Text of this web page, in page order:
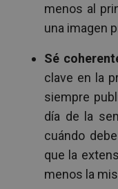
menos al
una imagen
Sé
clave en la
siempre
día de la
cuándo
que la
menos la